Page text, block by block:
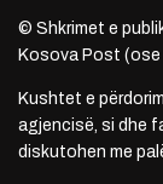
© Shkrimet e
Kosova Post (ose
Kushtet e
agjencisë, si dhe
diskutohen me